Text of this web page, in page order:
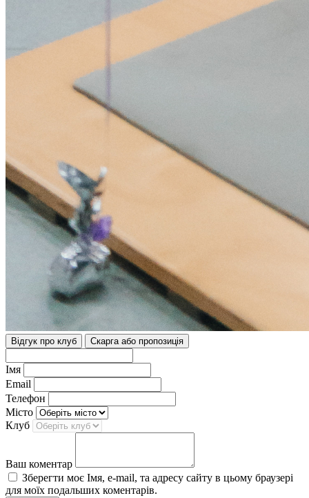
Відгук про клуб Скарга або пропозиція
Імя
Email
Телефон
Місто
Клуб
Ваш коментар
Зберегти моє Імя, e-mail, та адресу сайту в цьому браузері
для моїх подальших коментарів.